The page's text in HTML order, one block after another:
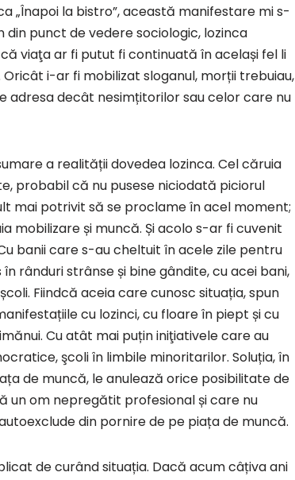
„Înapoi la bistro”, această manifestare mi s-
punct de vedere sociologic, lozinca
viaţa ar fi putut fi continuată în același fel li
i-ar fi mobilizat sloganul, morții trebuiau,
adresa decât nesimțitorilor sau celor care nu
a realității dovedea lozinca. Cel căruia
probabil că nu pusese niciodată piciorul
mai potrivit să se proclame în acel moment;
mobilizare și muncă. Și acolo s-ar fi cuvenit
banii care s-au cheltuit în acele zile pentru
rânduri strânse și bine gândite, cu acei bani,
Fiindcă aceia care cunosc situația, spun
cu lozinci, cu floare în piept și cu
Cu atât mai puțin iniţiativele care au
şcoli în limbile minoritarilor. Soluția, în
de muncă, le anulează orice posibilitate de
un om nepregătit profesional și care nu
din pornire de pe piața de muncă.
de curând situația. Dacă acum câțiva ani